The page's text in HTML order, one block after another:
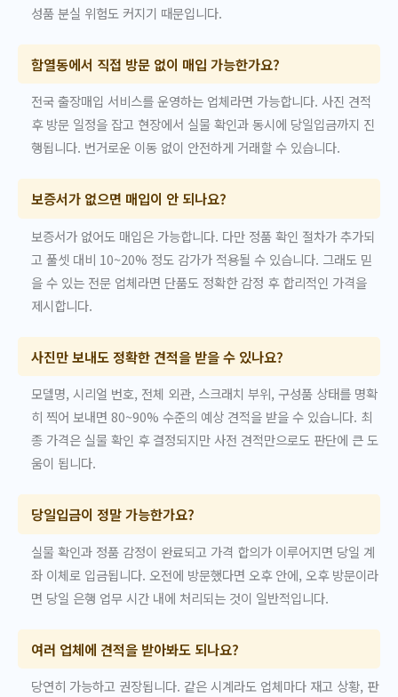
성품 분실 위험도 커지기 때문입니다.
함열동에서 직접 방문 없이 매입 가능한가요?
전국 출장매입 서비스를 운영하는 업체라면 가능합니다. 사진 견적
후 방문 일정을 잡고 현장에서 실물 확인과 동시에 당일입금까지 진
행됩니다. 번거로운 이동 없이 안전하게 거래할 수 있습니다.
보증서가 없으면 매입이 안 되나요?
보증서가 없어도 매입은 가능합니다. 다만 정품 확인 절차가 추가되
고 풀셋 대비 10~20% 정도 감가가 적용될 수 있습니다. 그래도 믿
을 수 있는 전문 업체라면 단품도 정확한 감정 후 합리적인 가격을
제시합니다.
사진만 보내도 정확한 견적을 받을 수 있나요?
모델명, 시리얼 번호, 전체 외관, 스크래치 부위, 구성품 상태를 명확
히 찍어 보내면 80~90% 수준의 예상 견적을 받을 수 있습니다. 최
종 가격은 실물 확인 후 결정되지만 사전 견적만으로도 판단에 큰 도
움이 됩니다.
당일입금이 정말 가능한가요?
실물 확인과 정품 감정이 완료되고 가격 합의가 이루어지면 당일 계
좌 이체로 입금됩니다. 오전에 방문했다면 오후 안에, 오후 방문이라
면 당일 은행 업무 시간 내에 처리되는 것이 일반적입니다.
여러 업체에 견적을 받아봐도 되나요?
당연히 가능하고 권장됩니다. 같은 시계라도 업체마다 재고 상황, 판